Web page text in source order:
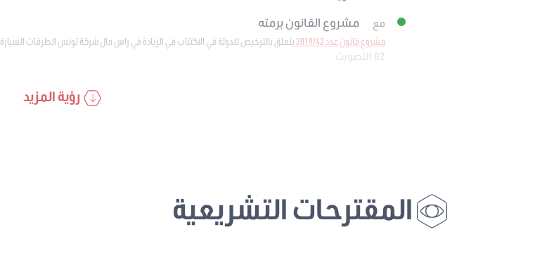
مع مشروع القانون برمته
مشروع قانون عدد 2019/42
يتعلق بالترخيص للدولة في الاكتتاب في الزيادة في راس مال شركة تونس الطرقات السيارة
82 التصويت
رؤية المزيد
المقترحات التشريعية